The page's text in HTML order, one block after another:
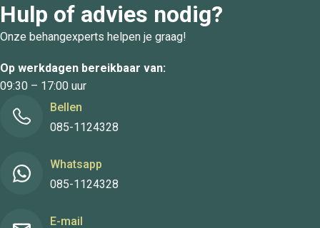
Hulp of advies nodig?
Onze behangexperts helpen je graag!
Op werkdagen bereikbaar van:
09:30 – 17:00 uur
Bellen
085-1124328
Whatsapp
085-1124328
E-mail